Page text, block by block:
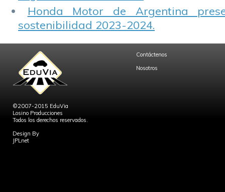
Honda Motor de Argentina
sostenibilidad 2023-2024.
©2007-2015 EduVia
Losino Producciones
Todos los derechos reservados.
Design By
JPLnet
Contáctenos
Nosotros